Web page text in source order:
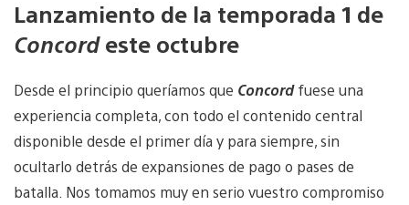
Lanzamiento de la temporada 1 de
Concordeste octubre
Desde el principio queríamos que Concordfuese una
experiencia completa, con todo el contenido central
disponible desde el primer día y para siempre, sin
ocultarlo detrás de expansiones de pago o pases de
batalla. Nos tomamos muy en serio vuestro compromiso